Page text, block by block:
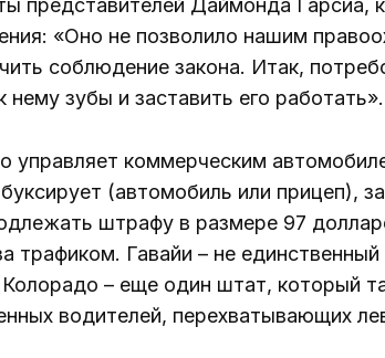
представителей Даймонда Гарсиа,
«Оно не позволило нашим
соблюдение закона. Итак,
нему зубы и заставить его работать».
управляет коммерческим
(автомобиль или прицеп),
штрафу в размере 97
трафиком. Гавайи – не
– еще один штат, который
водителей, перехватывающих